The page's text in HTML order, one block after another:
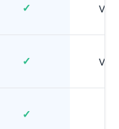
✓
✓
✓